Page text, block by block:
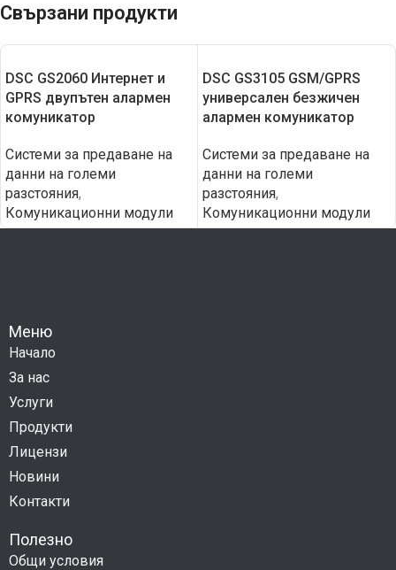
Свързани продукти
DSC GS2060 Интернет и
GPRS двупътен алармен
комуникатор
Системи за предаване на
данни на големи
разстояния,
Комуникационни модули
DSC GS3105 GSM/GPRS
универсален безжичен
алармен комуникатор
Системи за предаване на
данни на големи
разстояния,
Комуникационни модули
Меню
Начало
За нас
Услуги
Продукти
Лицензи
Новини
Контакти
Полезно
Общи условия